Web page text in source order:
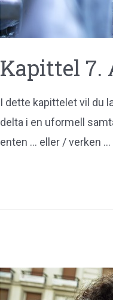
Kapittel 7.
I dette kapittelet vil du
delta i en uformell
enten … eller / verken